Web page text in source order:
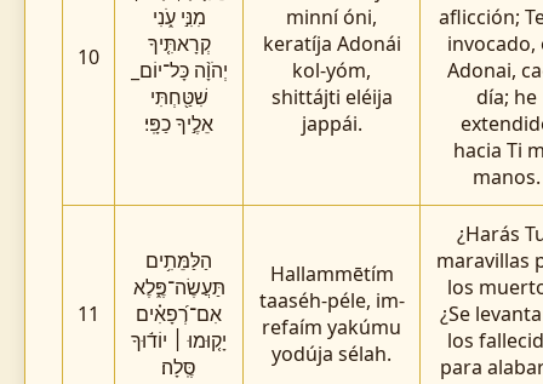
10
מִנִּ֣י עֹ֑נִי
קְרָאתִּ֤יךָ
יְהֹוָ֨ה כָּל־יוֹם_
שִׁטַּ֖חְתִּי
אֵלֶ֣יךָ כַפָּֽי׃
minní óni,
keratíja Adonái
kol-yóm,
shittájti eléija
jappái.
aflicción;
invocado,
Adonai,
día; he
hacia Ti
manos.
11
הַלַּמֵּתִ֥ים
תַּעֲשֶׂה־פֶּ֑לֶא
אִם־רְ֝פָאִ֗ים
יָק֤וּמוּ ׀ יוֹד֬וּךָ
סֶּֽלָה׃
Hallammētím
taaséh-péle, im-
refaím yakúmu
yodúja sélah.
¿Harás
maravillas
los
¿Se
los
para